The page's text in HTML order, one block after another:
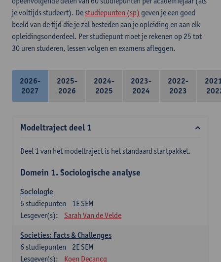
je voltijds studeert). De studiepunten (sp) geven je een goed
beeld van de tijd die je zal besteden aan je opleiding en aan elk
opleidingsonderdeel. Per studiepunt moet je rekenen op 25 tot
30 uren studeren, lessen volgen en examens afleggen.
2026-
2027
2025-
2026
2024-
2025
2023-
2024
2022-
2023
Modeltraject deel 1
Deel 1 van het modeltraject is het standaard startpakket.
Domein 1. Sociologische analyse
Sociologie
1E SEM
6 studiepunten
Lesgever(s):
Sarah Van de Velde
Societies: Facts & Challenges
2E SEM
6 studiepunten
Lesgever(s):
Koen Decancq